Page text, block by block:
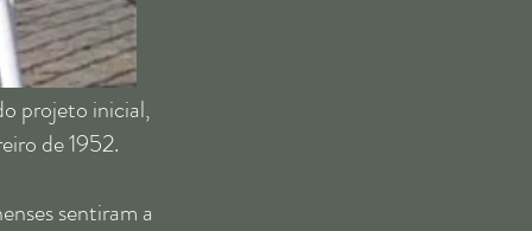
projeto inicial,
de 1952.
sentiram a